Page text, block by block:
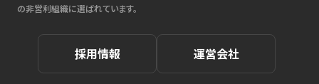
の非営利組織に選ばれています。
採用情報 運営会社